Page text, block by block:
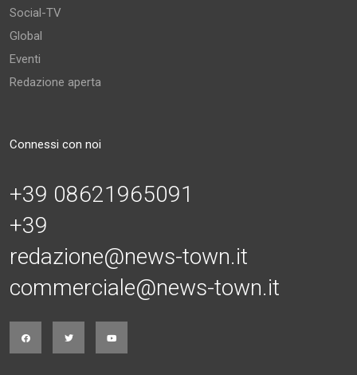
Social-TV
Global
Eventi
Redazione aperta
Connessi con noi
+39 08621965091
+39
redazione@news-town.it
commerciale@news-town.it